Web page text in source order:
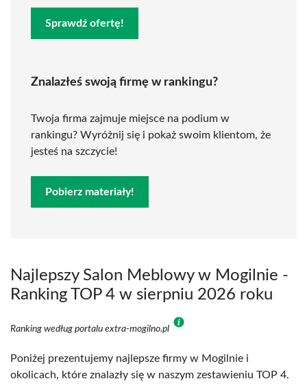
Sprawdź ofertę!
Znalazłeś swoją firmę w rankingu?
Twoja firma zajmuje miejsce na podium w
rankingu? Wyróżnij się i pokaż swoim klientom, że
jesteś na szczycie!
Pobierz materiały!
Najlepszy Salon Meblowy w Mogilnie -
Ranking TOP 4 w sierpniu 2026 roku
Ranking według portalu extra-mogilno.pl
Poniżej prezentujemy najlepsze firmy w Mogilnie i
okolicach, które znalazły się w naszym zestawieniu TOP 4.